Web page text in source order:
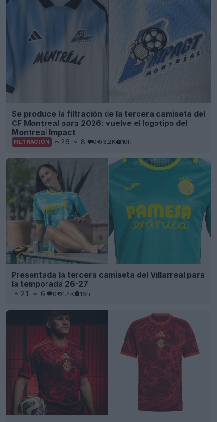
Se produce la filtración de la tercera camiseta del
CF Montreal para 2026: vuelve el logotipo del
Montreal Impact
FILTRACIÓN 26 8 0 3.2K 16h
Presentada la tercera camiseta del Villarreal para
la temporada 26-27
21 6 0 1.4K 16h